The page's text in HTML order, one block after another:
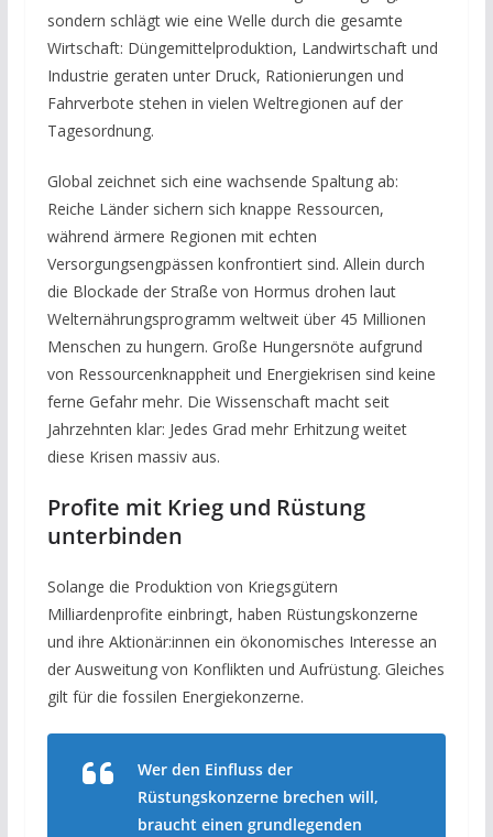
sondern schlägt wie eine Welle durch die gesamte
Wirtschaft: Düngemittelproduktion, Landwirtschaft und
Industrie geraten unter Druck, Rationierungen und
Fahrverbote stehen in vielen Weltregionen auf der
Tagesordnung.
Global zeichnet sich eine wachsende Spaltung ab:
Reiche Länder sichern sich knappe Ressourcen,
während ärmere Regionen mit echten
Versorgungsengpässen konfrontiert sind. Allein durch
die Blockade der Straße von Hormus drohen laut
Welternährungsprogramm weltweit über 45 Millionen
Menschen zu hungern. Große Hungersnöte aufgrund
von Ressourcenknappheit und Energiekrisen sind keine
ferne Gefahr mehr. Die Wissenschaft macht seit
Jahrzehnten klar: Jedes Grad mehr Erhitzung weitet
diese Krisen massiv aus.
Profite mit Krieg und Rüstung
unterbinden
Solange die Produktion von Kriegsgütern
Milliardenprofite einbringt, haben Rüstungskonzerne
und ihre Aktionär:innen ein ökonomisches Interesse an
der Ausweitung von Konflikten und Aufrüstung. Gleiches
gilt für die fossilen Energiekonzerne.
Wer den Einfluss der
Rüstungskonzerne brechen will,
braucht einen grundlegenden